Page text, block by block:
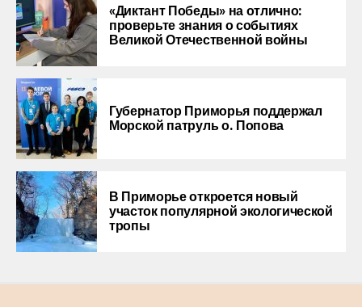
«Диктант Победы» на отлично:
проверьте знания о событиях
Великой Отечественной войны
Губернатор Приморья поддержал
Морской патруль о. Попова
В Приморье откроется новый
участок популярной экологической
тропы